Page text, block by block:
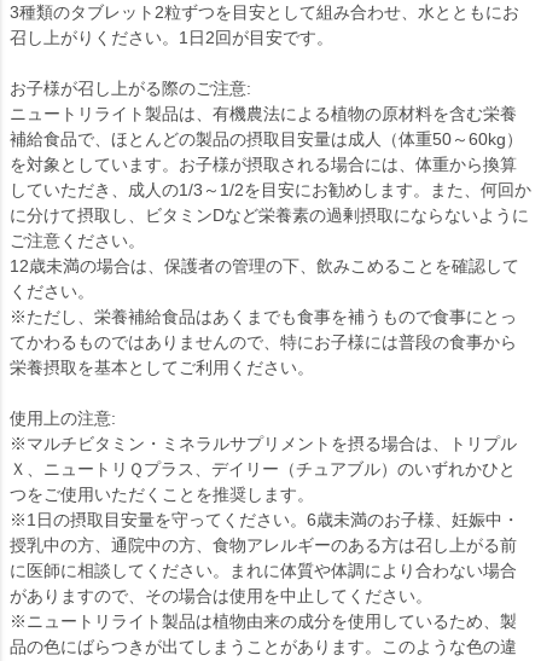
3種類のタブレット2粒ずつを目安として組み合わせ、水とともにお
召し上がりください。1日2回が目安です。
お子様が召し上がる際のご注意:
ニュートリライト製品は、有機農法による植物の原材料を含む栄養
補給食品で、ほとんどの製品の摂取目安量は成人（体重50～60kg）
を対象としています。お子様が摂取される場合には、体重から換算
していただき、成人の1/3～1/2を目安にお勧めします。また、何回か
に分けて摂取し、ビタミンDなど栄養素の過剰摂取にならないように
ご注意ください。
12歳未満の場合は、保護者の管理の下、飲みこめることを確認して
ください。
※ただし、栄養補給食品はあくまでも食事を補うもので食事にとっ
てかわるものではありませんので、特にお子様には普段の食事から
栄養摂取を基本としてご利用ください。
使用上の注意:
※マルチビタミン・ミネラルサプリメントを摂る場合は、トリプル
Ｘ、ニュートリＱプラス、デイリー（チュアブル）のいずれかひと
つをご使用いただくことを推奨します。
※1日の摂取目安量を守ってください。6歳未満のお子様、妊娠中・
授乳中の方、通院中の方、食物アレルギーのある方は召し上がる前
に医師に相談してください。まれに体質や体調により合わない場合
がありますので、その場合は使用を中止してください。
※ニュートリライト製品は植物由来の成分を使用しているため、製
品の色にばらつきが出てしまうことがあります。このような色の違